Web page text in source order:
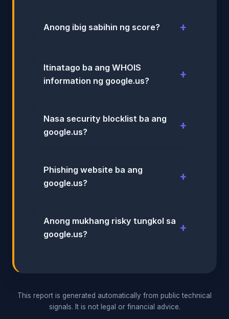
Anong ibig sabihin ng score?
Itinatago ba ang WHOIS
information ng google.us?
Nasa security blocklist ba ang
google.us?
Phishing website ba ang
google.us?
Anong mukhang risky tungkol sa
google.us?
This report is generated automatically from public technical
signals. It is not legal or financial advice.